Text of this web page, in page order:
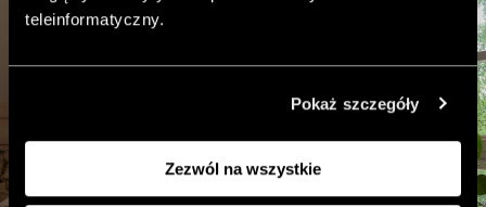
teleinformatyczny.
Pokaż szczegóły
Zezwól na wszystkie